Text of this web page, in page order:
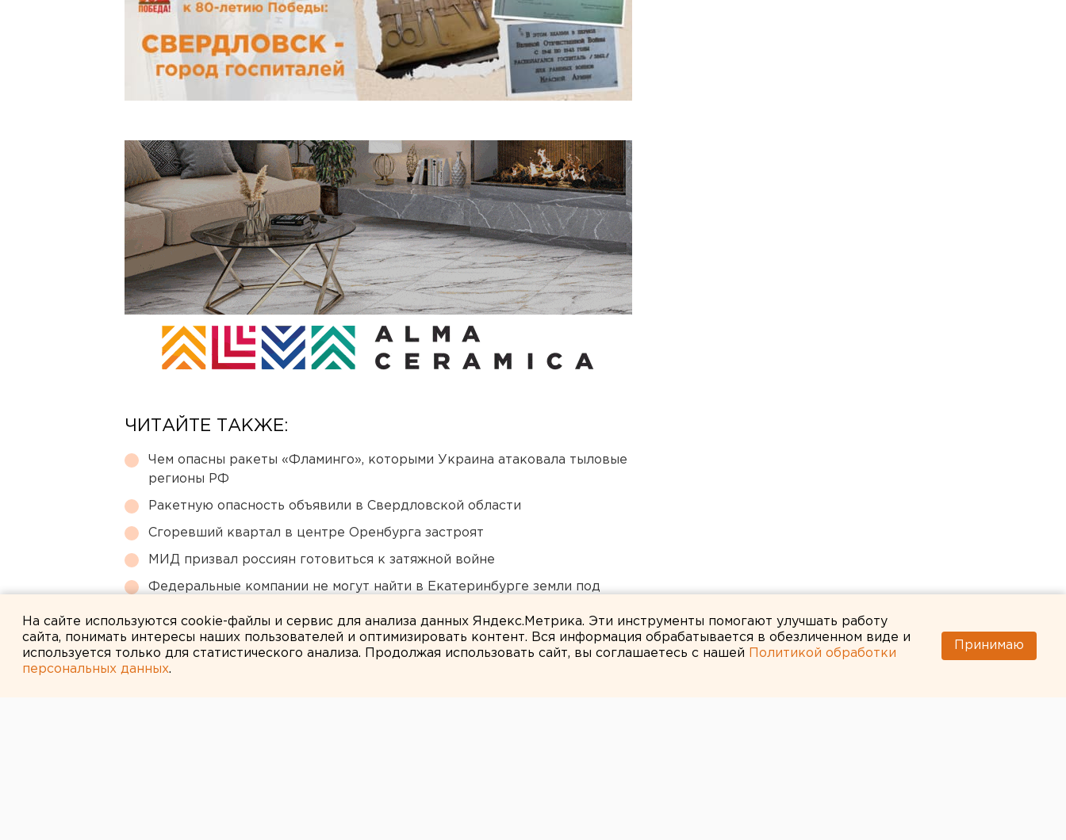
ЧИТАЙТЕ ТАКЖЕ:
Чем опасны ракеты «Фламинго», которыми Украина атаковала тыловые
регионы РФ
Ракетную опасность объявили в Свердловской области
Сгоревший квартал в центре Оренбурга застроят
МИД призвал россиян готовиться к затяжной войне
Федеральные компании не могут найти в Екатеринбурге земли под
На сайте используются cookie-файлы и сервис для анализа данных Яндекс.Метрика. Эти инструменты помогают улучшать работу
сайта, понимать интересы наших пользователей и оптимизировать контент. Вся информация обрабатывается в обезличенном виде и
используется только для статистического анализа. Продолжая использовать сайт, вы соглашаетесь с нашей
Политикой обработки
персональных данных.
Принимаю